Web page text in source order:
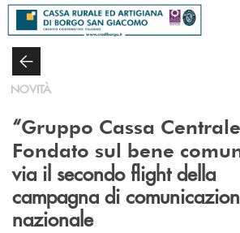
Salta al contenuto principale
NOVITÀ
“Gruppo Cassa
Fondato sul bene
via il secondo flight della
campagna di
nazionale